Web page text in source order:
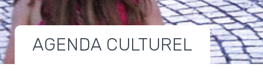
AGENDA CULTUREL